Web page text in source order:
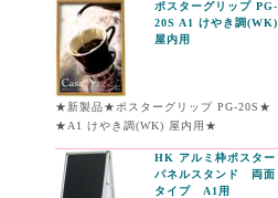
ポスターグリップ PG-
20S A1 けやき調(WK)
屋内用
★新製品★ポスターグリップ PG-20S★
★A1 けやき調(WK) 屋内用★
HK アルミ枠ポスター
パネルスタンド 両面
タイプ A1用